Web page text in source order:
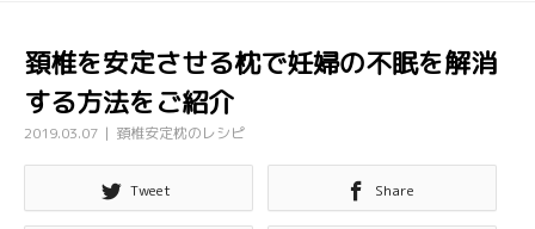
頚椎を安定させる枕で妊婦の不眠を解消
する方法をご紹介
2019.03.07 頚椎安定枕のレシピ
Tweet Share